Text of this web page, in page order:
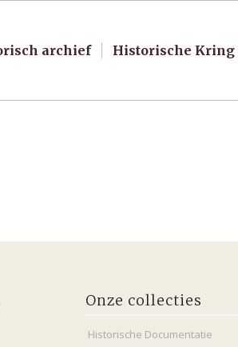
archief Historische Kring
Onze collecties
Historische Documentatie